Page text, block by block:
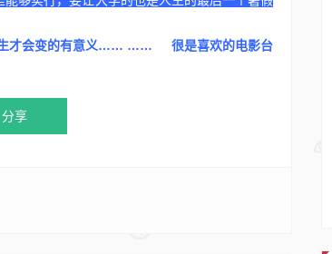
生才会变的有意义…… …… 很是喜欢的电影台
分享